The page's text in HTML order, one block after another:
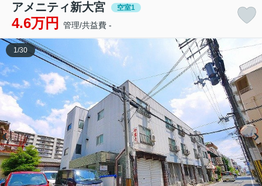
アメニティ新大宮 空室1
4.6万円 管理/共益費 -
1/30